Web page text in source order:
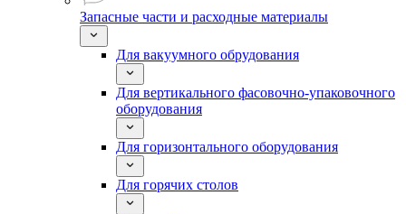
Запасные части и расходные материалы
Для вакуумного обрудования
Для вертикального фасовочно-упаковочного
оборудования
Для горизонтального оборудования
Для горячих столов